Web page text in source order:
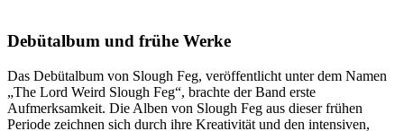
Debütalbum und frühe Werke
Das Debütalbum von Slough Feg, veröffentlicht unter dem Namen
„The Lord Weird Slough Feg“, brachte der Band erste
Aufmerksamkeit. Die Alben von Slough Feg aus dieser frühen
Periode zeichnen sich durch ihre Kreativität und den intensiven,